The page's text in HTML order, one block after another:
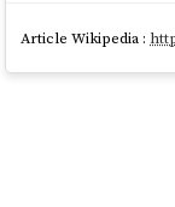
Article Wikipedia :